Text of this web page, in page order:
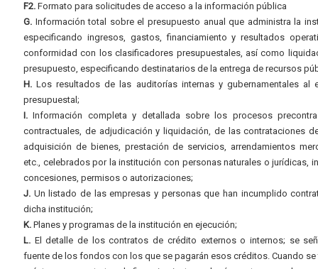
F2. Formato para solicitudes de acceso a la información pública
G. Información total sobre el presupuesto anual que administra la
especificando ingresos, gastos, financiamiento y resultados
conformidad con los clasificadores presupuestales, así como
presupuesto, especificando destinatarios de la entrega de recursos
H. Los resultados de las auditorías internas y gubernamentales al
presupuestal;
I. Información completa y detallada sobre los procesos
contractuales, de adjudicación y liquidación, de las contrataciones
adquisición de bienes, prestación de servicios, arrendamientos
etc., celebrados por la institución con personas naturales o jurídicas,
concesiones, permisos o autorizaciones;
J. Un listado de las empresas y personas que han incumplido
dicha institución;
K. Planes y programas de la institución en ejecución;
L. El detalle de los contratos de crédito externos o internos; se
fuente de los fondos con los que se pagarán esos créditos. Cuando se